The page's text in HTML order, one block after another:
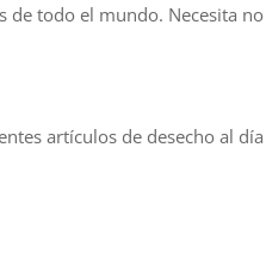
todo el mundo. Necesita
artículos de desecho al